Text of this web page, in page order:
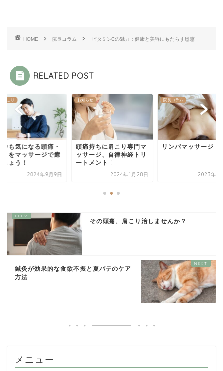
HOME 院長コラム ビタミンCの魅力：健康と美容にもたらす恩恵
RELATED POST
肩こり
中も気になる頭痛・
りをマッサージで癒
しょう！
2024年9月9日
お知らせ
頭痛持ちに肩こり専門マ
ッサージ、自律神経トリ
ートメント！
2024年1月28日
院長コラム
リンパマッサージ
2023年8
その頭痛、肩こり治しませんか？
鍼灸が効果的な食欲不振と夏バテのケア
方法
メニュー